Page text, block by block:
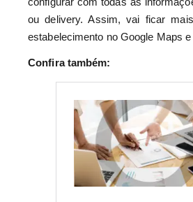
ou delivery. Assim, vai ficar
estabelecimento no Google Maps
Confira também: